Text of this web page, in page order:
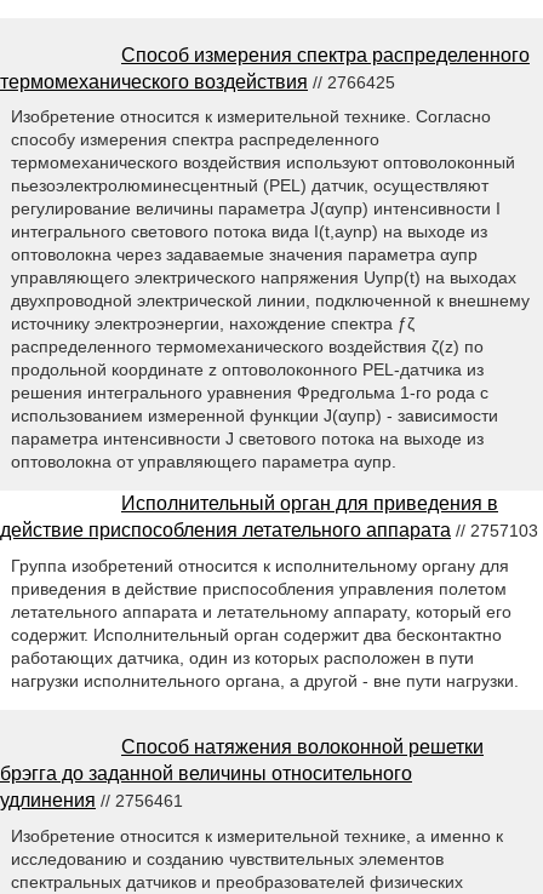
Способ измерения спектра распределенного
термомеханического воздействия // 2766425
Изобретение относится к измерительной технике. Согласно
способу измерения спектра распределенного
термомеханического воздействия используют оптоволоконный
пьезоэлектролюминесцентный (PEL) датчик, осуществляют
регулирование величины параметра J(αyпр) интенсивности I
интегрального светового потока вида I(t,aynp) на выходе из
оптоволокна через задаваемые значения параметра αупр
управляющего электрического напряжения Uyпр(t) на выходах
двухпроводной электрической линии, подключенной к внешнему
источнику электроэнергии, нахождение спектра ƒζ
распределенного термомеханического воздействия ζ(z) по
продольной координате z оптоволоконного PEL-датчика из
решения интегрального уравнения Фредгольма 1-го рода с
использованием измеренной функции J(αyпр) - зависимости
параметра интенсивности J светового потока на выходе из
оптоволокна от управляющего параметра αупр.
Исполнительный орган для приведения в
действие приспособления летательного аппарата // 2757103
Группа изобретений относится к исполнительному органу для
приведения в действие приспособления управления полетом
летательного аппарата и летательному аппарату, который его
содержит. Исполнительный орган содержит два бесконтактно
работающих датчика, один из которых расположен в пути
нагрузки исполнительного органа, а другой - вне пути нагрузки.
Способ натяжения волоконной решетки
брэгга до заданной величины относительного
удлинения // 2756461
Изобретение относится к измерительной технике, а именно к
исследованию и созданию чувствительных элементов
спектральных датчиков и преобразователей физических